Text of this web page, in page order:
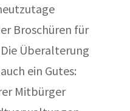
Broschüren für
Überalterung
ein Gutes:
Mitbürger